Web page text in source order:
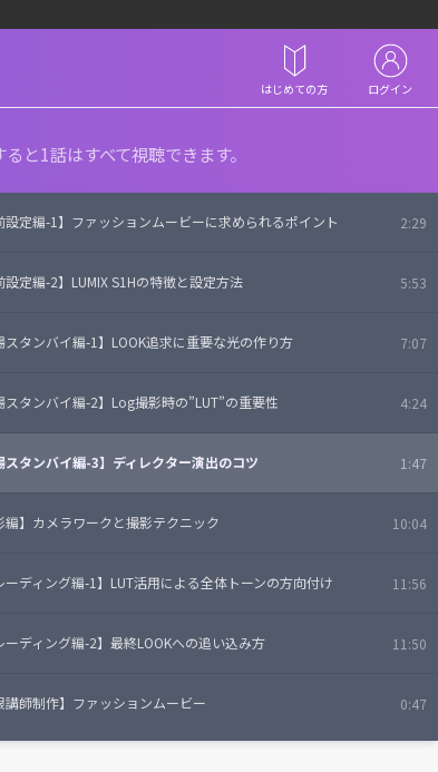
はじめての方 ログイン
と1話はすべて視聴できます。
設定編-1】ファッションムービーに求められるポイント 2:29
設定編-2】LUMIX S1Hの特徴と設定方法 5:53
スタンバイ編-1】LOOK追求に重要な光の作り方 7:07
スタンバイ編-2】Log撮影時の”LUT”の重要性 4:24
スタンバイ編-3】ディレクター演出のコツ 1:47
編】カメラワークと撮影テクニック 10:04
ーディング編-1】LUT活用による全体トーンの方向付け 11:56
ーディング編-2】最終LOOKへの追い込み方 11:50
講師制作】ファッションムービー 0:47